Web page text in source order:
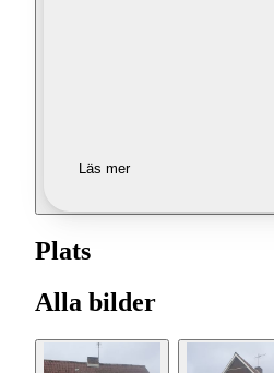
Läs mer
Plats
Alla bilder